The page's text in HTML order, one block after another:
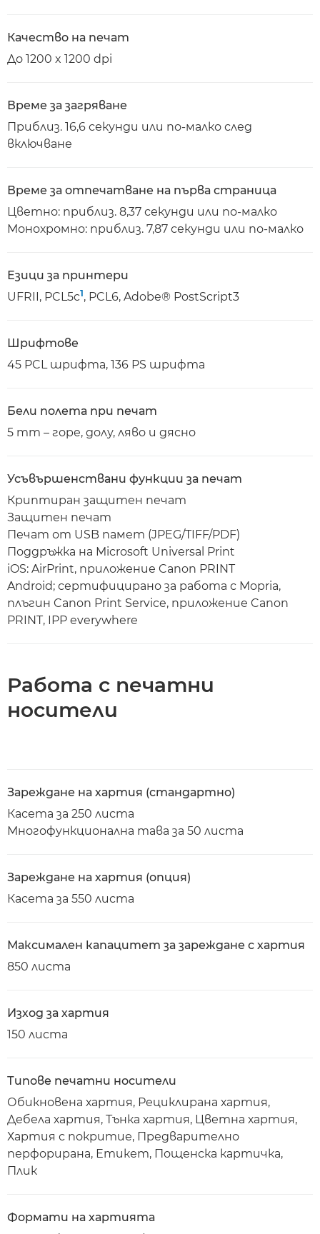
Качество на печат
До 1200 x 1200 dpi
Време за загряване
Приблиз. 16,6 секунди или по-малко след
включване
Време за отпечатване на първа страница
Цветно: приблиз. 8,37 секунди или по-малко
Монохромно: приблиз. 7,87 секунди или по-малко
Езици за принтери
UFRII, PCL5c1, PCL6, Adobe® PostScript3
Шрифтове
45 PCL шрифта, 136 PS шрифта
Бели полета при печат
5 mm – горе, долу, ляво и дясно
Усъвършенствани функции за печат
Криптиран защитен печат
Защитен печат
Печат от USB памет (JPEG/TIFF/PDF)
Поддръжка на Microsoft Universal Print
iOS: AirPrint, приложение Canon PRINT
Android; сертифицирано за работа с Mopria,
плъгин Canon Print Service, приложение Canon
PRINT, IPP everywhere
Работа с печатни
носители
Зареждане на хартия (стандартно)
Касета за 250 листа
Многофункционална тава за 50 листа
Зареждане на хартия (опция)
Касета за 550 листа
Максимален капацитет за зареждане с хартия
850 листа
Изход за хартия
150 листа
Типове печатни носители
Обикновена хартия, Рециклирана хартия,
Дебела хартия, Тънка хартия, Цветна хартия,
Хартия с покритие, Предварително
перфорирана, Етикет, Пощенска картичка,
Плик
Формати на хартията